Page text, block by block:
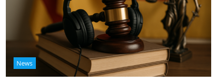
News